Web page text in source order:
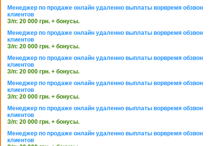
Менеджер по продаже онлайн удаленно выплаты ворвремя обзвон
клиентов
З/п: 20 000 грн. + бонусы.
Менеджер по продаже онлайн удаленно выплаты ворвремя обзвон
клиентов
З/п: 20 000 грн. + бонусы.
Менеджер по продаже онлайн удаленно выплаты ворвремя обзвон
клиентов
З/п: 20 000 грн. + бонусы.
Менеджер по продаже онлайн удаленно выплаты ворвремя обзвон
клиентов
З/п: 20 000 грн. + бонусы.
Менеджер по продаже онлайн удаленно выплаты ворвремя обзвон
клиентов
З/п: 20 000 грн. + бонусы.
Менеджер по продаже онлайн удаленно выплаты ворвремя обзвон
клиентов